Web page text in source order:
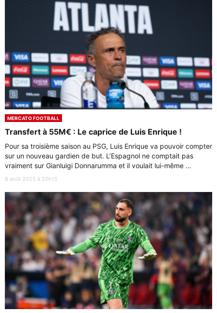
MERCATO FOOTBALL
Transfert à 55M€ : Le caprice de Luis Enrique !
Pour sa troisième saison au PSG, Luis Enrique va pouvoir compter
sur un nouveau gardien de but. L’Espagnol ne comptait pas
vraiment sur Gianluigi Donnarumma et il voulait lui-même ...
8 août 2025 à 20h15